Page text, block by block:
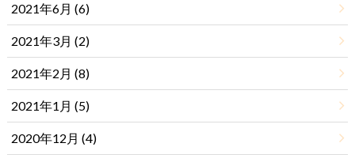
2021年6月 (6)
2021年3月 (2)
2021年2月 (8)
2021年1月 (5)
2020年12月 (4)